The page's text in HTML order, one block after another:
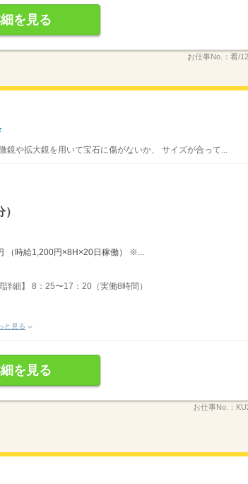
を見る
お仕事No.： 看/
鏡や拡大鏡を用いて宝石に傷がないか、 サイズが合って...
（時給1,200円×8H×20日稼働） ※...
細】 8：25〜17：20（実働8時間）
と見る
を見る
お仕事No.：